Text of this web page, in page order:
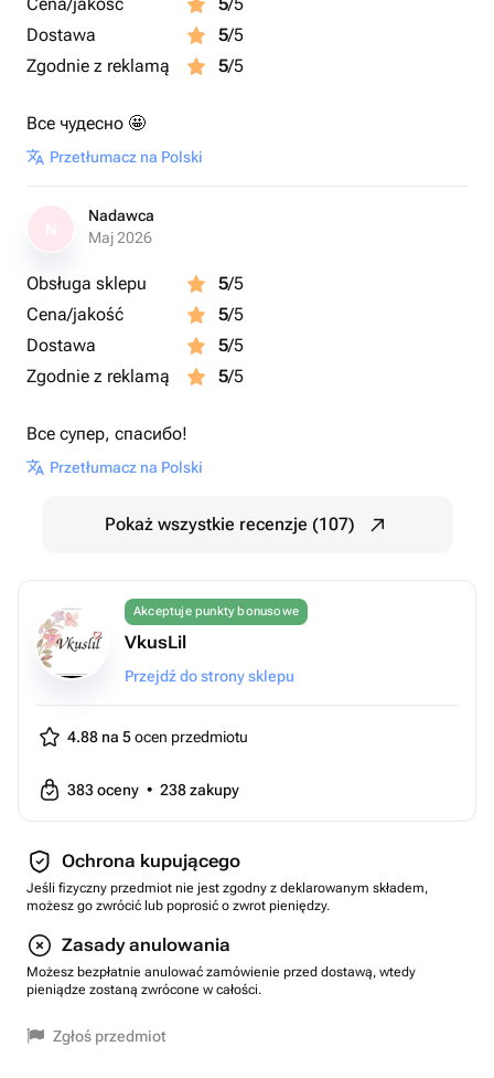
Dostawa
5/5
Zgodnie z reklamą
5/5
Все чудесно 🤩
Przetłumacz na Polski
Nadawca
Maj 2026
Obsługa sklepu 5/5
Cena/jakość
5/5
Dostawa
5/5
Zgodnie z reklamą
5/5
Все супер, спасибо!
Przetłumacz na Polski
Pokaż wszystkie recenzje (107)
Akceptuje punkty bonusowe
VkusLil
Przejdź do strony sklepu
4.88 na 5ocen przedmiotu
383oceny • 238zakupy
Ochrona kupującego
Jeśli fizyczny przedmiot nie jest zgodny z deklarowanym składem,
możesz go zwrócić lub poprosić o zwrot pieniędzy.
Zasady anulowania
Możesz bezpłatnie anulować zamówienie przed dostawą, wtedy
pieniądze zostaną zwrócone w całości.
Zgłoś przedmiot